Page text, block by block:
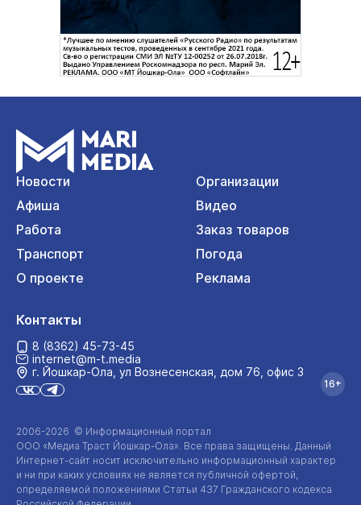
Новости
Организации
Афиша
Видео
Работа
Заказ товаров
Транспорт
Погода
О проекте
Реклама
2006-2026 © Информационный портал
ООО «Медиа Траст Йошкар-Ола». Все права защищены. Данный
Интернет-сайт носит исключительно информационный характер
и ни при каких условиях не является публичной офертой,
определяемой положениями Статьи 437 Гражданского кодекса
Контакты
8 (8362) 45-73-45
internet@m-t.media
г. Йошкар‑Ола, ул Вознесенская, дом 76, офис 3
16+